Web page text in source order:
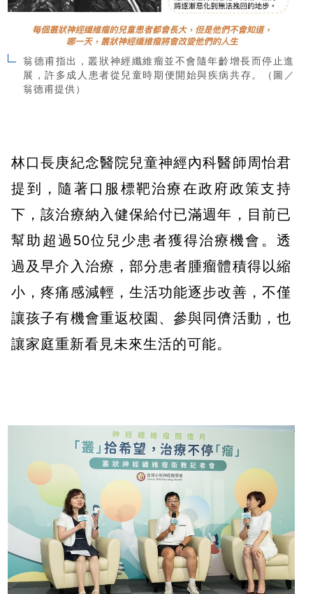
翁德甫指出，叢狀神經纖維瘤並不會隨年齡增長而停止進
展，許多成人患者從兒童時期便開始與疾病共存。（圖／
翁德甫提供）
林口長庚紀念醫院兒童神經內科醫師周怡君
提到，隨著口服標靶治療在政府政策支持
下，該治療納入健保給付已滿週年，目前已
幫助超過50位兒少患者獲得治療機會。透
過及早介入治療，部分患者腫瘤體積得以縮
小，疼痛感減輕，生活功能逐步改善，不僅
讓孩子有機會重返校園、參與同儕活動，也
讓家庭重新看見未來生活的可能。